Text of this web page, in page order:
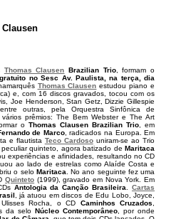
Thomas Clausen Brazilian Trio, formam o
no Sesc Av. Paulista, na terça, dia
Thomas Clausen estudou piano e
e, com 16 discos gravados, tocou com os
Joe Henderson, Stan Getz, Dizzie Gillespie
outras, pela Orquestra Sinfônica de
prêmios: The Bem Webster e The Art
o Thomas Clausen Brazilian Trio, em
de Marco, radicados na Europa. Em
e flautista Teco Cardosouniram-se ao Trio
quinteto, agora batizado de Maritaca
experiências e afinidades, resultando no CD
ao lado de estrelas como Alaíde Costa e
o selo Maritaca . No ano seguinte fez uma
Quinteto (1999), gravado em Nova York. Em
Antologia da Canção Brasileira .Cartas
, já atuou em discos de Edu Lobo, Joyce,
Rocha, o CD Caminhos Cruzados
da seloNúcleo Contemporâneo , por onde